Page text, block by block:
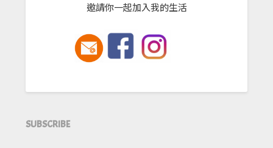
邀請你一起加入我的生活
SUBSCRIBE